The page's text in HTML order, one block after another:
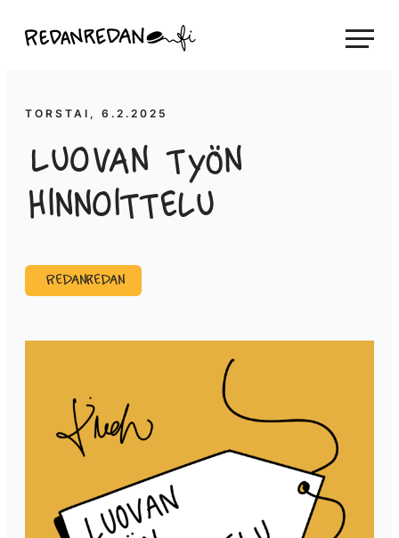
suoraan
Linda Saukko-Rauta, Redanredan Oy
piirrosvideoita
TORSTAI, 6.2.2025
Luovan työn
hinnoittelu
Redanredan